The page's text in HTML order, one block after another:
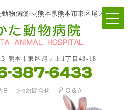
物病院へ(熊本県熊本市東区尾ノ上)
熊本市東区尾ノ上1丁目43-18